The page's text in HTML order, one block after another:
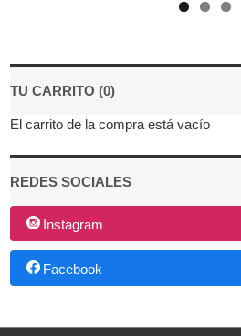
TU CARRITO (0)
El carrito de la compra está vacío
REDES SOCIALES
Instagram
Facebook